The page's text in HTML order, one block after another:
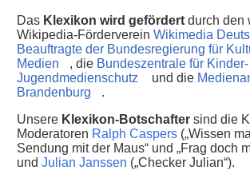
Das Klexikon wird gefördert durch den
Wikipedia-Förderverein Wikimedia
Beauftragte der Bundesregierung für
Medien
, die Bundeszentrale für Kinder-
Jugendmedienschutz
und die
Brandenburg
.
Unsere Klexikon-Botschafter sind die
Moderatoren Ralph Caspers („Wissen
Sendung mit der Maus“ und „Frag doch
und Julian Janssen („Checker Julian“).